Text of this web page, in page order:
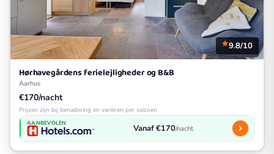
9.8/10
Hørhavegårdens ferielejligheder og B&B
Aarhus
€170/nacht
Prijzen zijn bij benadering en variëren per seizoen
AANBEVOLEN Vanaf €170/nacht